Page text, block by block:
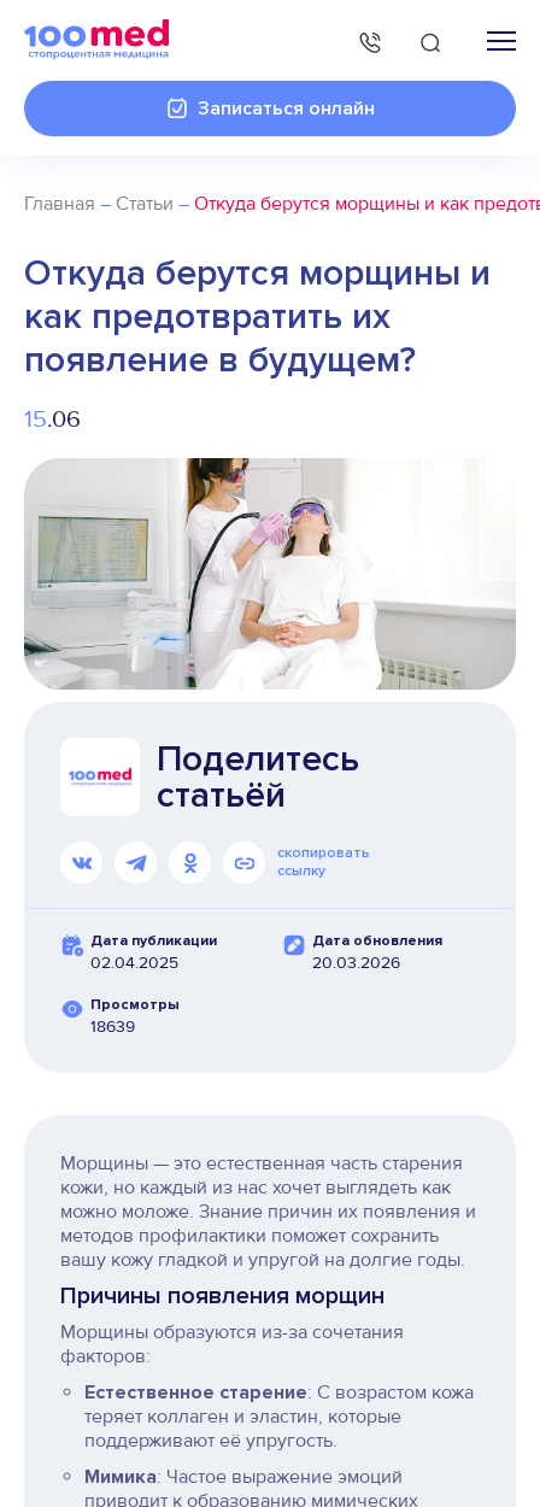
Записаться онлайн
Главная – Статьи – Откуда берутся морщины и как
Откуда берутся морщины и
как предотвратить их
появление в будущем?
15.06
Поделитесь
статьёй
скопировать
ссылку
Дата публикации
02.04.2025
Дата обновления
20.03.2026
Просмотры
18639
Морщины — это естественная часть старения
кожи, но каждый из нас хочет выглядеть как
можно моложе. Знание причин их появления и
методов профилактики поможет сохранить
вашу кожу гладкой и упругой на долгие годы.
Причины появления морщин
Морщины образуются из-за сочетания
факторов:
Естественное старение: С возрастом кожа
теряет коллаген и эластин, которые
поддерживают её упругость.
Мимика: Частое выражение эмоций
приводит к образованию мимических